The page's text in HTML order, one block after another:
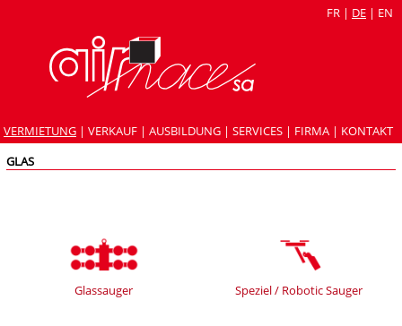
FR | DE | EN
VERMIETUNG | VERKAUF | AUSBILDUNG | SERVICES | FIRMA | KONTAKT
GLAS
Glassauger Speziel / Robotic Sauger